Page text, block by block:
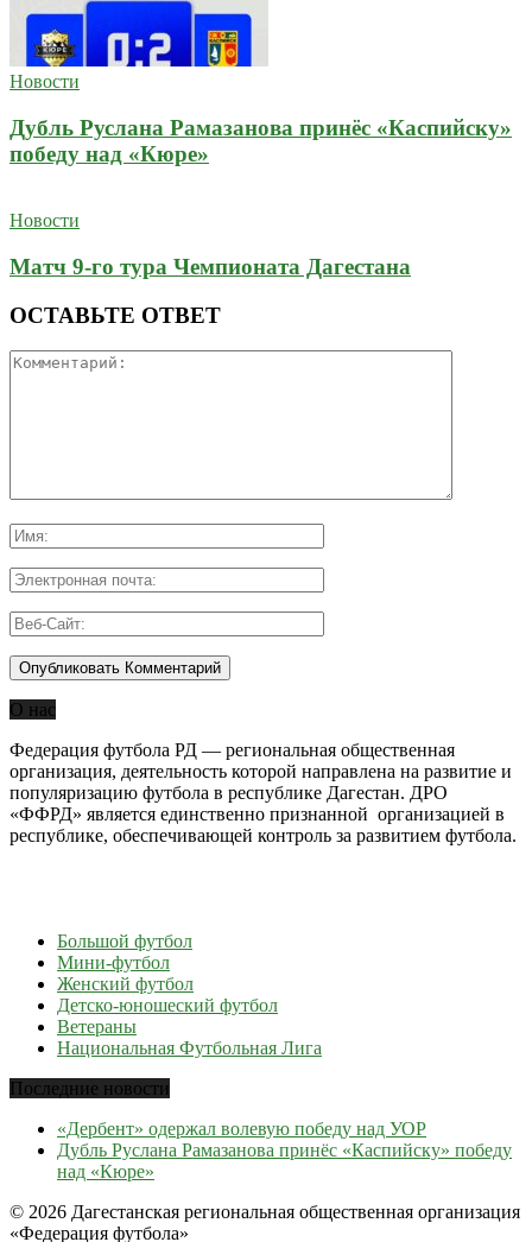
Новости
Дубль Руслана Рамазанова принёс «Каспийску»
победу над «Кюре»
Новости
Матч 9-го тура Чемпионата Дагестана
ОСТАВЬТЕ ОТВЕТ
О нас
Федерация футбола РД — региональная общественная
организация, деятельность которой направлена на развитие и
популяризацию футбола в республике Дагестан. ДРО
«ФФРД» является единственно признанной организацией в
республике, обеспечивающей контроль за развитием футбола.
Большой футбол
Мини-футбол
Женский футбол
Детско-юношеский футбол
Ветераны
Национальная Футбольная Лига
Последние новости
«Дербент» одержал волевую победу над УОР
Дубль Руслана Рамазанова принёс «Каспийску» победу
над «Кюре»
© 2026 Дагестанская региональная общественная организация
«Федерация футбола»